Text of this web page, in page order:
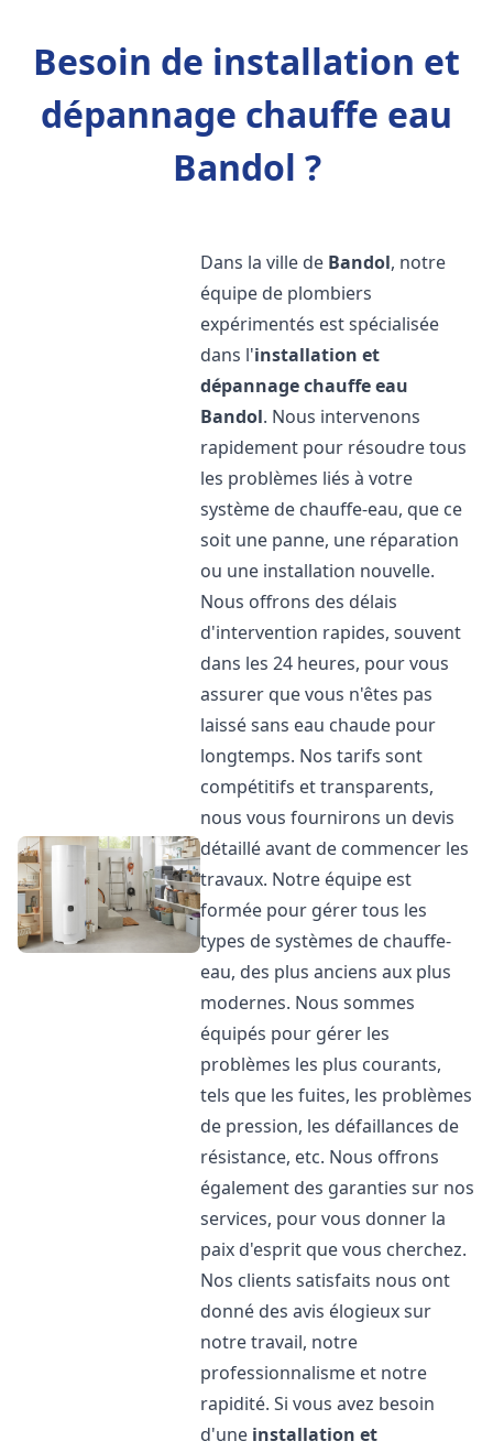
Besoin de installation et
dépannage chauffe eau
Bandol ?
Dans la ville de Bandol, notre
équipe de plombiers
expérimentés est spécialisée
dans l'installation et
dépannage chauffe eau
Bandol. Nous intervenons
rapidement pour résoudre tous
les problèmes liés à votre
système de chauffe-eau, que ce
soit une panne, une réparation
ou une installation nouvelle.
Nous offrons des délais
d'intervention rapides, souvent
dans les 24 heures, pour vous
assurer que vous n'êtes pas
laissé sans eau chaude pour
longtemps. Nos tarifs sont
compétitifs et transparents,
nous vous fournirons un devis
détaillé avant de commencer les
travaux. Notre équipe est
formée pour gérer tous les
types de systèmes de chauffe-
eau, des plus anciens aux plus
modernes. Nous sommes
équipés pour gérer les
problèmes les plus courants,
tels que les fuites, les problèmes
de pression, les défaillances de
résistance, etc. Nous offrons
également des garanties sur nos
services, pour vous donner la
paix d'esprit que vous cherchez.
Nos clients satisfaits nous ont
donné des avis élogieux sur
notre travail, notre
professionnalisme et notre
rapidité. Si vous avez besoin
d'une installation et